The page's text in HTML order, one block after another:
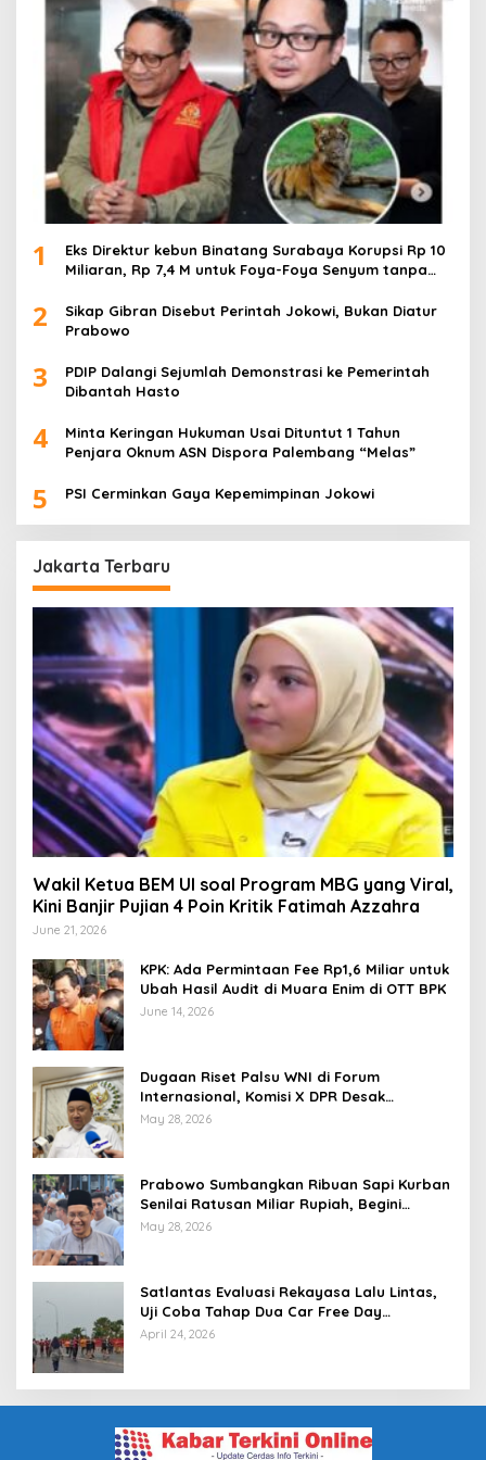
1
Eks Direktur kebun Binatang Surabaya Korupsi Rp 10
Miliaran, Rp 7,4 M untuk Foya-Foya Senyum tanpa
2
Sikap Gibran Disebut Perintah Jokowi, Bukan Diatur
Prabowo
3
PDIP Dalangi Sejumlah Demonstrasi ke Pemerintah
Dibantah Hasto
4
Minta Keringan Hukuman Usai Dituntut 1 Tahun
Penjara Oknum ASN Dispora Palembang “Melas”
5 PSI Cerminkan Gaya Kepemimpinan Jokowi
Jakarta Terbaru
Wakil Ketua BEM UI soal Program MBG yang Viral,
Kini Banjir Pujian 4 Poin Kritik Fatimah Azzahra
June 21, 2026
KPK: Ada Permintaan Fee Rp1,6 Miliar untuk
Ubah Hasil Audit di Muara Enim di OTT BPK
June 14, 2026
Dugaan Riset Palsu WNI di Forum
Internasional, Komisi X DPR Desak
Investigasi dan Penegakan Sanksi Etik
May 28, 2026
Prabowo Sumbangkan Ribuan Sapi Kurban
Senilai Ratusan Miliar Rupiah, Begini
Tanggapan Menkeu Purbaya
May 28, 2026
Satlantas Evaluasi Rekayasa Lalu Lintas,
Uji Coba Tahap Dua Car Free Day
Palembang Diundur
April 24, 2026